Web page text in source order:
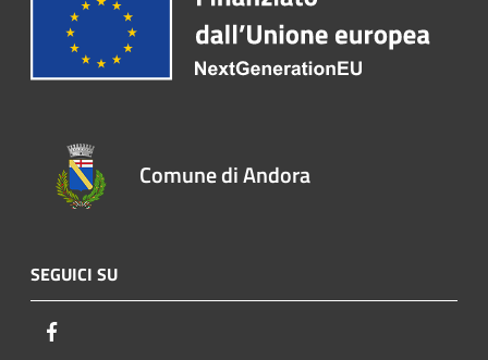
Comune di Andora
SEGUICI SU